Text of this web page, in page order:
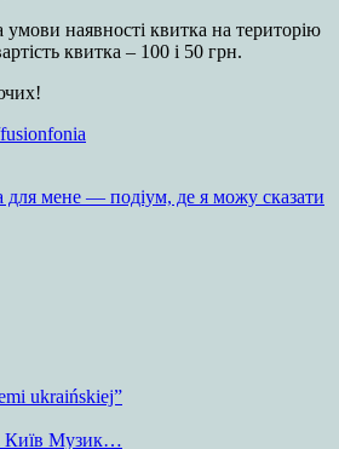
умови наявності квитка на територію
квитка – 100 і 50 грн.
для мене — подіум, де я можу сказати
ukraińskiej”
Київ Музик…